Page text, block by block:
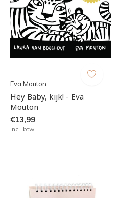
Eva Mouton
Hey Baby, kijk! - Eva
Mouton
€13,99
Incl. btw